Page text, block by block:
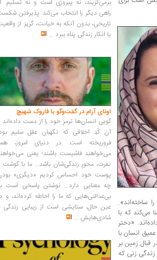
ساخته‌اند».
می‌کند که با
«دختر
انسان با
قبال زمین بر
زنی که
برمی‌گزیند، نه پیروزی است و نه تسلیم.
راهی دیگر را انتخاب می‌کند: پذیرفتن
تاریخی، بدون آنکه به خیانت، گریز از
یا انکار زندگی پناه ببرد ...
اونای آرام در گفت‌وگو با فاروک شهیچ‭
گویی انسان‌ها ترمزِ خود را از دست داده‌اند
آن کُدِ اخلاقی که نگهبان عقل سلیم
فروریخته است. در دنیای امروز،
می‌خواهند فاشیست باشند؛ یعنی
نفرت، محورِ زندگی‌شان باشد... ما با گوشت
پوست خود احساس کردیم «دیگری»
چه معنایی دارد... نوشتن پاسخی است
بی‌عدالتی‌هایی که ما را احاطه کرده‌اند، و
عین حال، ستایشی است از زیبایی زندگی
شادی‌هایش ...